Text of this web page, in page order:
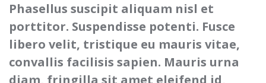
Phasellus suscipit aliquam nisl et
porttitor. Suspendisse potenti. Fusce
libero velit, tristique eu mauris vitae,
convallis facilisis sapien. Mauris urna
diam, fringilla sit amet eleifend id,